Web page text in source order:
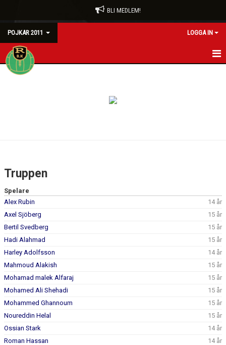
BLI MEDLEM!
POJKAR 2011 LOGGA IN
HEM
BILDGALLERI
DOKUMENT
KONTAKT
Truppen
Spelare
Alex Rubin
14 år
Axel Sjöberg
15 år
Bertil Svedberg
15 år
Hadi Alahmad
15 år
Harley Adolfsson
14 år
Mahmoud Alakish
15 år
Mohamad malek Alfaraj
15 år
Mohamed Ali Shehadi
15 år
Mohammed Ghannoum
15 år
Noureddin Helal
15 år
Ossian Stark
14 år
Roman Hassan
14 år